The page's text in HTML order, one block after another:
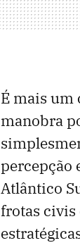
É mais um
manobra
percepção
Atlântico
frotas civis